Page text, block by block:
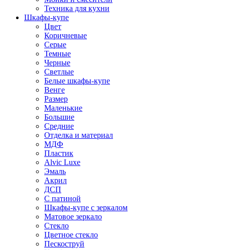
Техника для кухни
Шкафы-купе
Цвет
Коричневые
Серые
Темные
Черные
Светлые
Белые шкафы-купе
Венге
Размер
Маленькие
Большие
Средние
Отделка и материал
МДФ
Пластик
Alvic Luxe
Эмаль
Акрил
ДСП
С патиной
Шкафы-купе с зеркалом
Матовое зеркало
Стекло
Цветное стекло
Пескоструй